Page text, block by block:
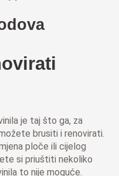
je taj što ga, za
brusiti i renovirati.
ploče ili cijelog
si priuštiti nekoliko
to nije moguće.